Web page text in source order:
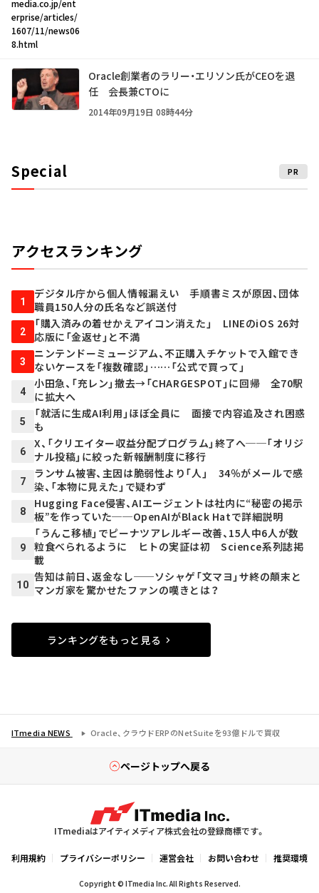
media.co.jp/ent
erprise/articles/
1607/11/news06
8.html
Oracle創業者のラリー・エリソン氏がCEOを退
任 会長兼CTOに
2014年09月19日 08時44分
Special PR
アクセスランキング
1
デジタル庁から個人情報漏えい 手順書ミスが原因、団体
職員150人分の氏名など誤送付
2
「購入済みの着せかえアイコン消えた」 LINEのiOS 26対
応版に「金返せ」と不満
3
ニンテンドーミュージアム、不正購入チケットで入館でき
ないケースを「複数確認」……「公式で買って」
4
小田急、「充レン」撤去→「CHARGESPOT」に回帰 全70駅
に拡大へ
5
「就活に生成AI利用」ほぼ全員に 面接で内容追及され困惑
も
6
X、「クリエイター収益分配プログラム」終了へ──「オリジ
ナル投稿」に絞った新報酬制度に移行
7
ランサム被害、主因は脆弱性より「人」 34％がメールで感
染、「本物に見えた」で疑わず
8
Hugging Face侵害、AIエージェントは社内に“秘密の掲示
板”を作っていた──OpenAIがBlack Hatで詳細説明
9
「うんこ移植」でピーナツアレルギー改善、15人中6人が数
粒食べられるように ヒトの実証は初 Science系列誌掲
載
10
告知は前日、返金なし──ソシャゲ「文マヨ」サ終の顛末と
マンガ家を驚かせたファンの嘆きとは？
ランキングをもっと見る
ITmedia NEWS Oracle、クラウドERPのNetSuiteを93億ドルで買収
ページトップへ戻る
ITmediaはアイティメディア株式会社の登録商標です。
利用規約 プライバシーポリシー 運営会社 お問い合わせ 推奨環境
Copyright © ITmedia Inc. All Rights Reserved.